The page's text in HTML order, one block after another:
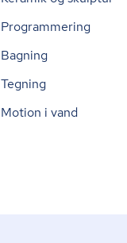
Programmering
Bagning
Tegning
Motion i vand